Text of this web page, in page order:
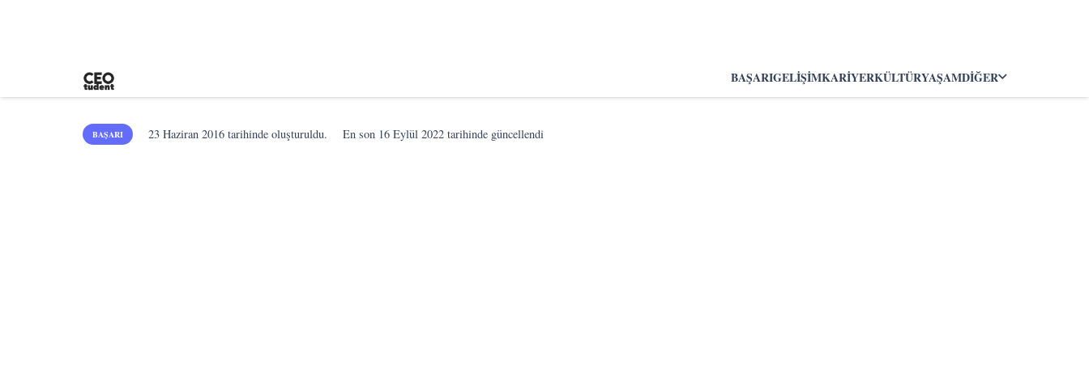
BAŞARIGELIŞIMKARIYERKÜLTÜRYAŞAMDIĞER
BAŞARI 23 Haziran 2016 tarihinde oluşturuldu. En son 16 Eylül 2022 tarihinde güncellendi